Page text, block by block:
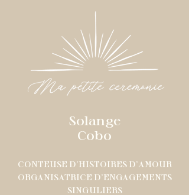
Solange
Cobo
CONTEUSE D'HISTOIRES D'AMOUR
ORGANISATRICE D'ENGAGEMENTS
SINGULIERS